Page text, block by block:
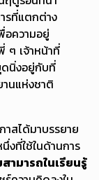
รที่แตกต่าง
อความอยู่
ๆ เจ้าหน้าที่
ดนิ่งอยู่กับที่
านแห่งชาติ
สได้มาบรรยาย
งที่ใช้ในด้านการ
ามารถในเรียนรู้